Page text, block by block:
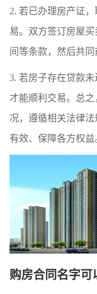
2. 若已办理房产证
易。双方签订房屋
间等条款，然后共同
3. 若房子存在贷款
才能顺利交易。总
况，遵循相关法律
有效、保障各方权益
购房合同名字可